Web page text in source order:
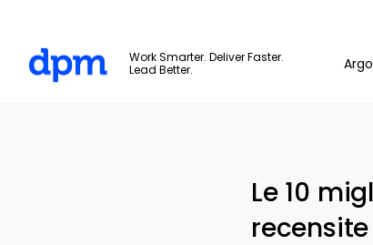
Work Smarter. Deliver Faster.
Lead Better.
Le 10